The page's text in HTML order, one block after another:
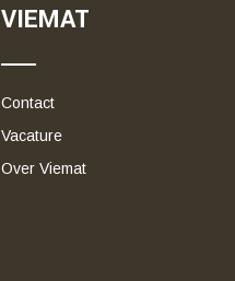
VIEMAT
Contact
Vacature
Over Viemat